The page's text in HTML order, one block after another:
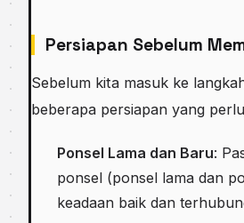
Persiapan Sebelum
Sebelum kita masuk ke
beberapa persiapan yang
Ponsel Lama dan Baru:
ponsel (ponsel lama dan
keadaan baik dan